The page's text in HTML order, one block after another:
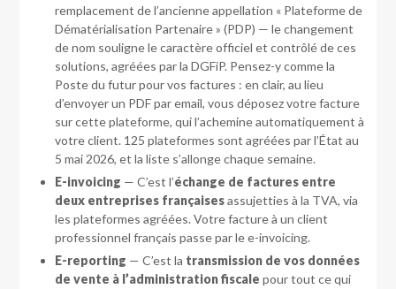
remplacement de l’ancienne appellation « Plateforme de
Dématérialisation Partenaire » (PDP) — le changement
de nom souligne le caractère officiel et contrôlé de ces
solutions, agréées par la DGFiP. Pensez-y comme la
Poste du futur pour vos factures : en clair, au lieu
d’envoyer un PDF par email, vous déposez votre facture
sur cette plateforme, qui l’achemine automatiquement à
votre client. 125 plateformes sont agréées par l’État au
5 mai 2026, et la liste s’allonge chaque semaine.
E-invoicing — C’est l’échange de factures entre
deux entreprises françaisesassujetties à la TVA, via
les plateformes agréées. Votre facture à un client
professionnel français passe par le e-invoicing.
E-reporting — C’est la transmission de vos données
de vente à l’administration fiscale pour tout ce qui